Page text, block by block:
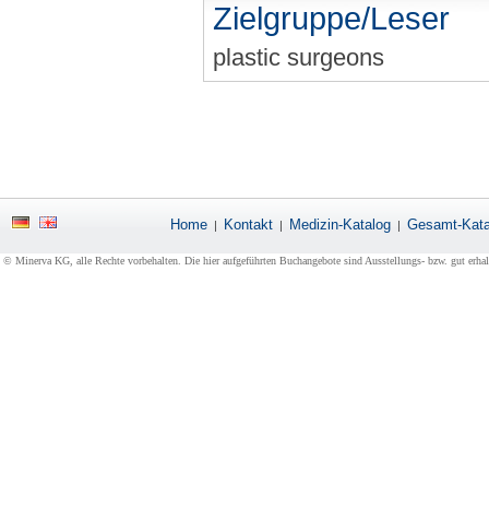
Zielgruppe/Leser
plastic surgeons
Home | Kontakt | Medizin-Katalog | Gesamt-
© Minerva KG, alle Rechte vorbehalten. Die hier aufgeführten Buchangebote sind Ausstellungs- bzw. gut